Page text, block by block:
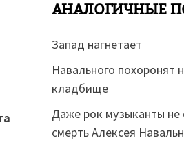
АНАЛОГИЧНЫЕ
Запад нагнетает
Навального похоронят
кладбище
Даже рок музыканты не
смерть Алексея